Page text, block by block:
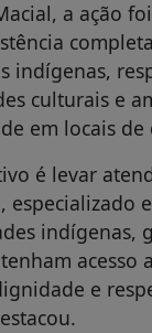
a ação
indígenas,
culturais e
em locais
é levar
especializado
indígenas,
acesso
e